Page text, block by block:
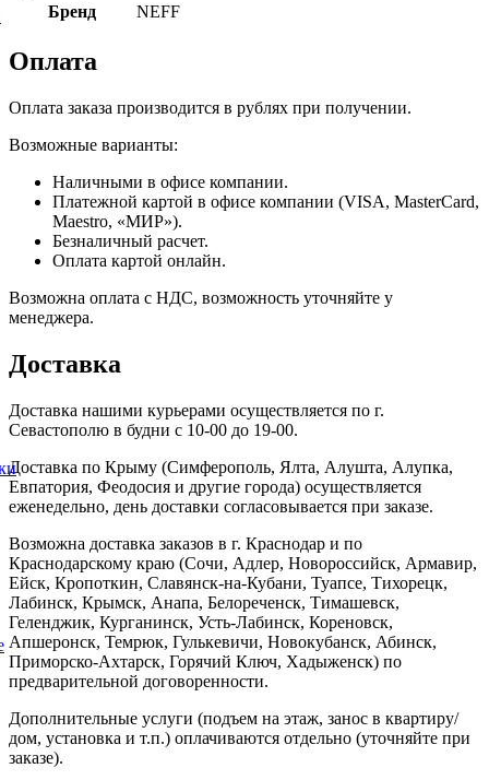
Бренд
NEFF
Оплата
Оплата заказа производится в рублях при получении.
Возможные варианты:
Наличными в офисе компании.
Платежной картой в офисе компании (VISA, MasterCard,
Maestro, «МИР»).
Безналичный расчет.
Оплата картой онлайн.
Возможна оплата с НДС, возможность уточняйте у
менеджера.
Доставка
Доставка нашими курьерами осуществляется по г.
Севастополю в будни с 10-00 до 19-00.
Доставка по Крыму (Симферополь, Ялта, Алушта, Алупка,
Евпатория, Феодосия и другие города) осуществляется
еженедельно, день доставки согласовывается при заказе.
Возможна доставка заказов в г. Краснодар и по
Краснодарскому краю (Сочи, Адлер, Новороссийск, Армавир,
Ейск, Кропоткин, Славянск-на-Кубани, Туапсе, Тихорецк,
Лабинск, Крымск, Анапа, Белореченск, Тимашевск,
Геленджик, Курганинск, Усть-Лабинск, Кореновск,
Апшеронск, Темрюк, Гулькевичи, Новокубанск, Абинск,
Приморско-Ахтарск, Горячий Ключ, Хадыженск) по
предварительной договоренности.
Дополнительные услуги (подъем на этаж, занос в квартиру/
дом, установка и т.п.) оплачиваются отдельно (уточняйте при
заказе).